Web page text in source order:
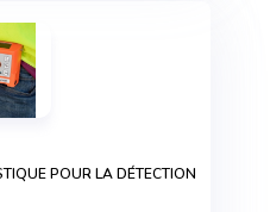
POUR LA DÉTECTION